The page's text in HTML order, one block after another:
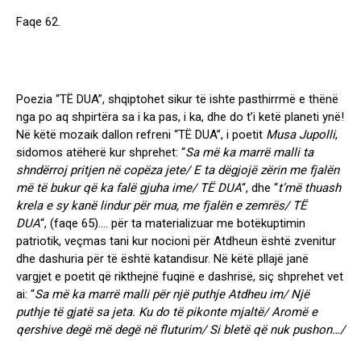
Faqe 62.
Poezia “TË DUA”, shqiptohet sikur të ishte pasthirrmë e thënë
nga po aq shpirtëra sa i ka pas, i ka, dhe do t’i ketë planeti ynë!
Në këtë mozaik dallon refreni “TË DUA”, i poetit Musa Jupolli,
sidomos atëherë kur shprehet: “Sa më ka marrë malli ta
shndërroj pritjen në copëza jete/ E ta dëgjojë zërin me fjalën
më të bukur që ka falë gjuha ime/ TË DUA“, dhe “t’më thuash
krela e sy kanë lindur për mua, me fjalën e zemrës/ TË
DUA“, (faqe 65)…. për ta materializuar me botëkuptimin
patriotik, veçmas tani kur nocioni për Atdheun është zvenitur
dhe dashuria për të është katandisur. Në këtë pllajë janë
vargjet e poetit që rikthejnë fuqinë e dashrisë, siç shprehet vet
ai: “Sa më ka marrë malli për një puthje Atdheu im/ Një
puthje të gjatë sa jeta. Ku do të pikonte mjaltë/ Aromë e
qershive degë më degë në fluturim/ Si bletë që nuk pushon…/